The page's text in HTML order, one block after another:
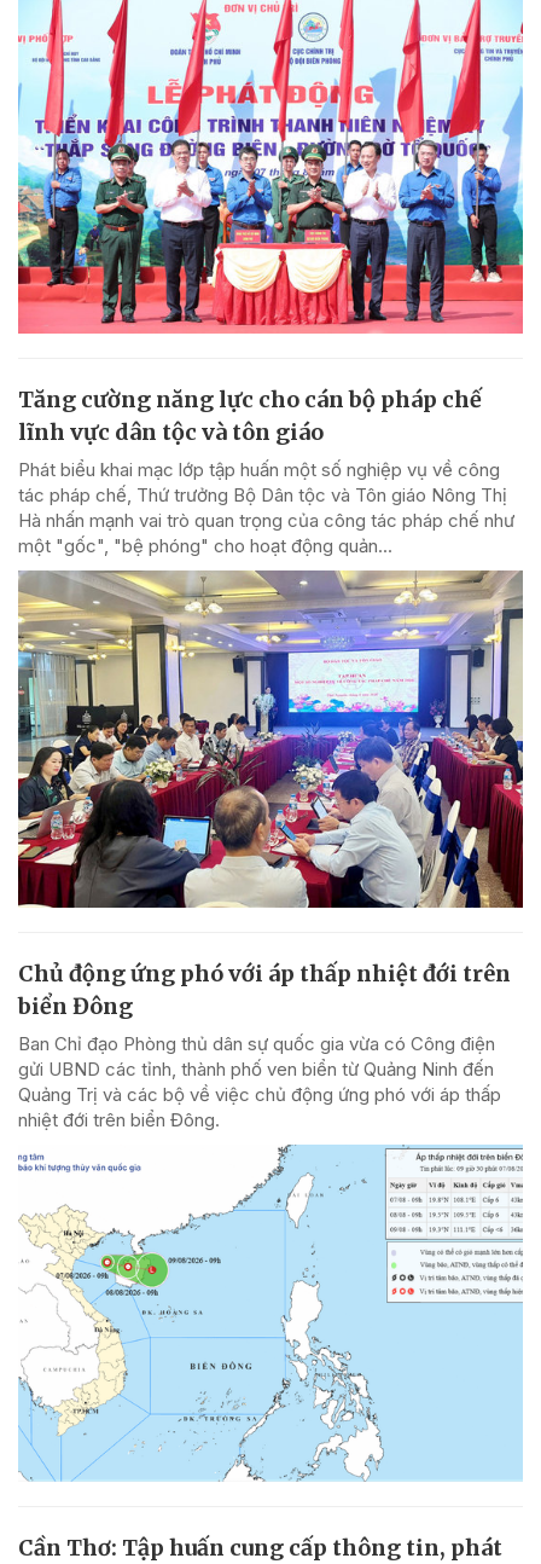
Tăng cường năng lực cho cán bộ pháp chế
lĩnh vực dân tộc và tôn giáo
Phát biểu khai mạc lớp tập huấn một số nghiệp vụ về công
tác pháp chế, Thứ trưởng Bộ Dân tộc và Tôn giáo Nông Thị
Hà nhấn mạnh vai trò quan trọng của công tác pháp chế như
một "gốc", "bệ phóng" cho hoạt động quản...
Chủ động ứng phó với áp thấp nhiệt đới trên
biển Đông
Ban Chỉ đạo Phòng thủ dân sự quốc gia vừa có Công điện
gửi UBND các tỉnh, thành phố ven biển từ Quảng Ninh đến
Quảng Trị và các bộ về việc chủ động ứng phó với áp thấp
nhiệt đới trên biển Đông.
Cần Thơ: Tập huấn cung cấp thông tin, phát